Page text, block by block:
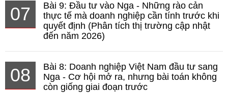
07
Bài 9: Đầu tư vào Nga - Những rào cản
thực tế mà doanh nghiệp cần tính trước khi
quyết định (Phân tích thị trường cập nhật
đến năm 2026)
08
Bài 8: Doanh nghiệp Việt Nam đầu tư sang
Nga - Cơ hội mở ra, nhưng bài toán không
còn giống giai đoạn trước